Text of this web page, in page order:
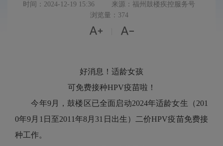
时间：2024-12-19 15:36
来源：福州鼓楼疾控服务号
浏览量：374
 
好消息！适龄女孩
可免费接种HPV疫苗啦！
今年9月，鼓楼区已全面启动2024年适龄女生（201
0年9月1日至2011年8月31日出生）二价HPV疫苗免费接
种工作。